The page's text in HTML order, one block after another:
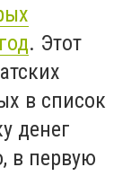
. Этот
в список
денег
в первую